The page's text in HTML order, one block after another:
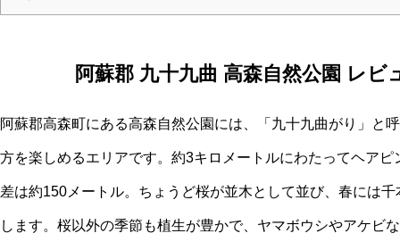
阿蘇郡 九十九曲 高森自然公園 レビ
阿蘇郡高森町にある高森自然公園には、「九十九曲がり」と
方を楽しめるエリアです。約3キロメートルにわたってヘア
差は約150メートル。ちょうど桜が並木として並び、春には
します。桜以外の季節も植生が豊かで、ヤマボウシやアケビ